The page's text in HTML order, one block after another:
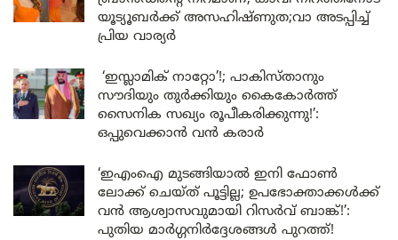
യൂട്യൂബർക്ക് അസഹിഷ്ണുത;വാ അടപ്പിച്ച്
പ്രിയ വാര്യർ
‘ഇസ്ലാമിക് നാറ്റോ’!; പാകിസ്താനും
സൗദിയും തുർക്കിയും കൈകോർത്ത്
സൈനിക സഖ്യം രൂപീകരിക്കുന്നു!’:
ഒപ്പുവെക്കാൻ വൻ കരാർ
‘ഇഎംഐ മുടങ്ങിയാൽ ഇനി ഫോൺ
ലോക്ക് ചെയ്ത് പൂട്ടില്ല; ഉപഭോക്താക്കൾക്ക്
വൻ ആശ്വാസവുമായി റിസർവ് ബാങ്ക്!’:
പുതിയ മാർഗ്ഗനിർദ്ദേശങ്ങൾ പുറത്ത്!